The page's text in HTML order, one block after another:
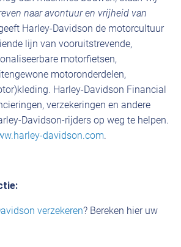
naar avontuur en vrijheid van
Harley-Davidson de motorcultuur
lijn van vooruitstrevende,
motorfietsen,
motoronderdelen,
Harley-Davidson Financial
verzekeringen en andere
Davidson-rijders op weg te helpen.
davidson.com.
verzekeren? Bereken hier uw